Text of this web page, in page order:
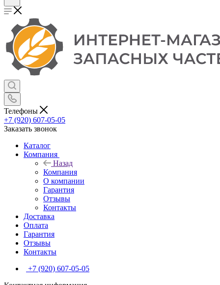
Телефоны
+7 (920) 607-05-05
Заказать звонок
Каталог
Компания
Назад
Компания
О компании
Гарантия
Отзывы
Контакты
Доставка
Оплата
Гарантия
Отзывы
Контакты
+7 (920) 607-05-05